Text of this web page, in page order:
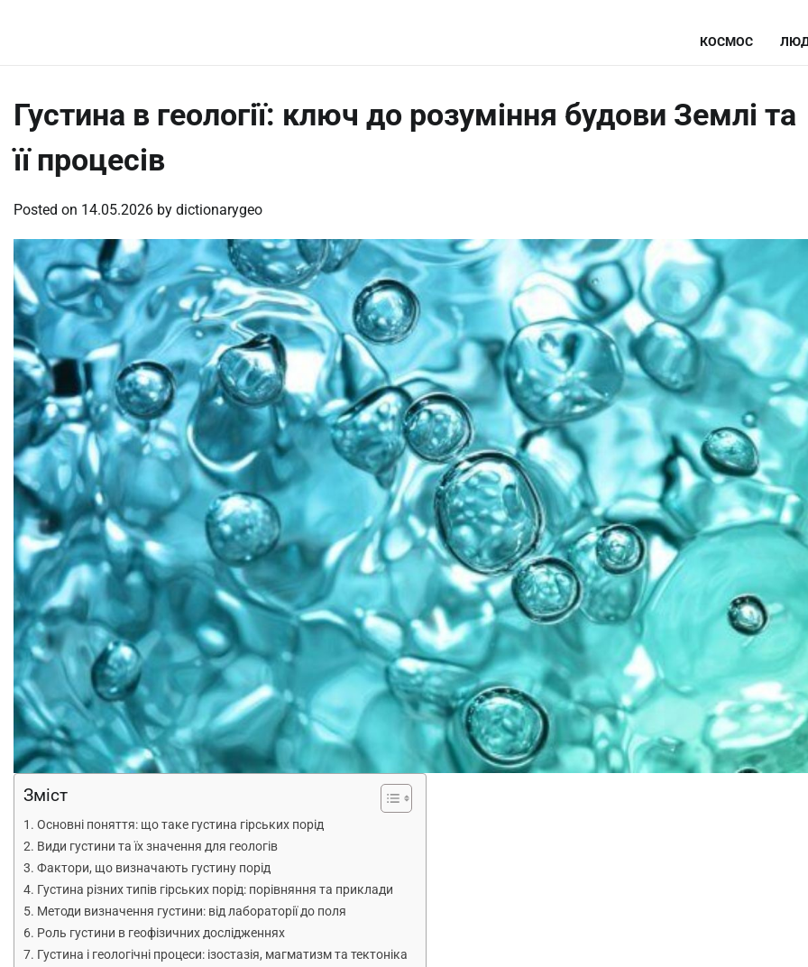
КОСМОС
Густина в геології: ключ до розуміння будови Землі та
її процесів
Posted on 14.05.2026 by dictionarygeo
Зміст
Основні поняття: що таке густина гірських порід
Види густини та їх значення для геологів
Фактори, що визначають густину порід
Густина різних типів гірських порід: порівняння та приклади
Методи визначення густини: від лабораторії до поля
Роль густини в геофізичних дослідженнях
Густина і геологічні процеси: ізостазія, магматизм та тектоніка